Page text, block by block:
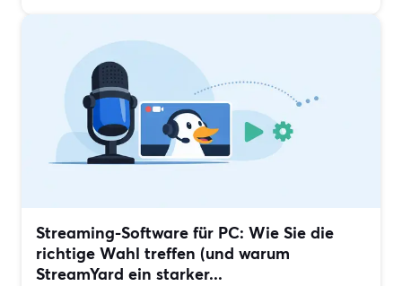
Streaming-Software für PC: Wie Sie die
richtige Wahl treffen (und warum
StreamYard ein starker...